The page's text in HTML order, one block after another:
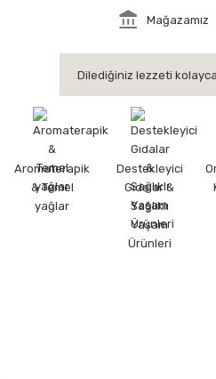
Mağazamız
Aromaterapik
& Temel
yağlar
Destekleyici
Gıdalar &
Sağlıklı
Yaşam
Ürünleri